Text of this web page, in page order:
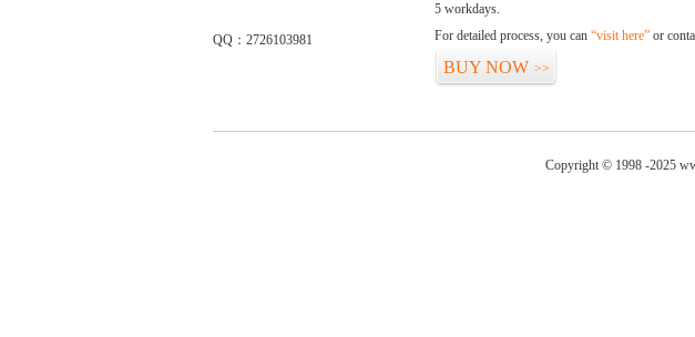
QQ：2726103981
5 workdays.
For detailed process, you can “visit here” or
BUY NOW >>
Copyright © 1998 -2025